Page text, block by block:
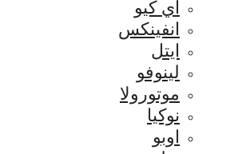
اي كيو
انفينكس
ايتل
لينوفو
موتورولا
نوكيا
اوبو